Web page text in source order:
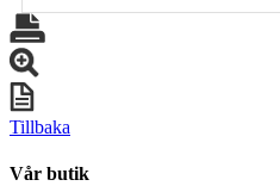
Tillbaka
Vår butik